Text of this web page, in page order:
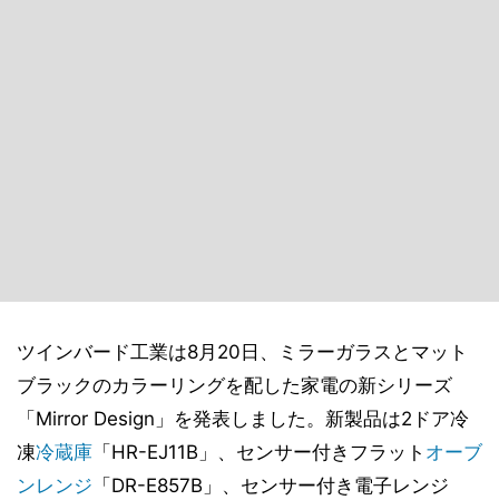
ツインバード工業は8月20日、ミラーガラスとマット
ブラックのカラーリングを配した家電の新シリーズ
「Mirror Design」を発表しました。新製品は2ドア冷
凍冷蔵庫 「HR-EJ11B」、センサー付きフラット オーブ
ンレンジ 「DR-E857B」、センサー付き電子レンジ